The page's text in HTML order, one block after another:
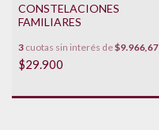
CONSTELACIONES
FAMILIARES
3 cuotas sin interés de$9.966,67
$29.900